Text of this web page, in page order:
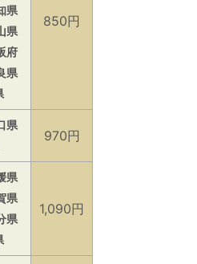
県
県
府
県
850円
県
970円
県
県
県
1,090円